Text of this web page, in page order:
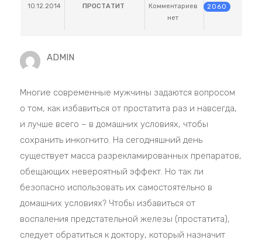
10.12.2014
ПРОСТАТИТ
Комментариев
нет
2060
ADMIN
Многие современные мужчины задаются вопросом
о том, как избавиться от простатита раз и навсегда,
и лучше всего – в домашних условиях, чтобы
сохранить инкогнито. На сегодняшний день
существует масса разрекламированных препаратов,
обещающих невероятный эффект. Но так ли
безопасно использовать их самостоятельно в
домашних условиях? Чтобы избавиться от
воспаления предстательной железы (простатита),
следует обратиться к доктору, который назначит